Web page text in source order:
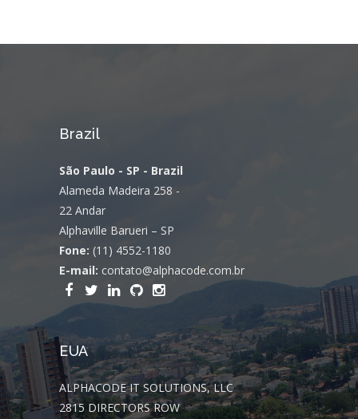
Brazil
São Paulo - SP - Brazil
Alameda Madeira 258 -
22 Andar
Alphaville Barueri – SP
Fone: (11) 4552-1180
E-mail: contato@alphacode.com.br
EUA
ALPHACODE IT SOLUTIONS, LLC
2815 DIRECTORS ROW